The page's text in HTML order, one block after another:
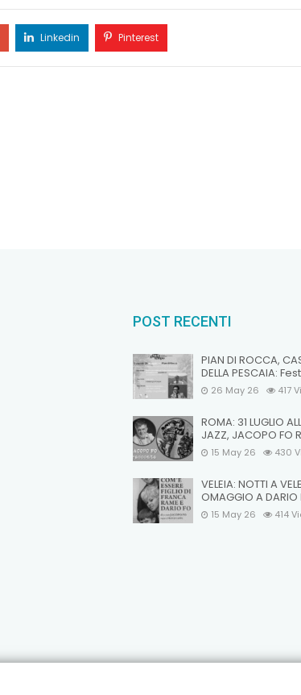
Linkedin Pinterest
POST RECENTI
PIAN DI ROCCA,
DELLA PESCAIA:
26 May 26 417
ROMA: 31 LUGLIO
JAZZ, JACOPO FO
15 May 26 430
VELEIA: NOTTI A
OMAGGIO A DARIO
15 May 26 414